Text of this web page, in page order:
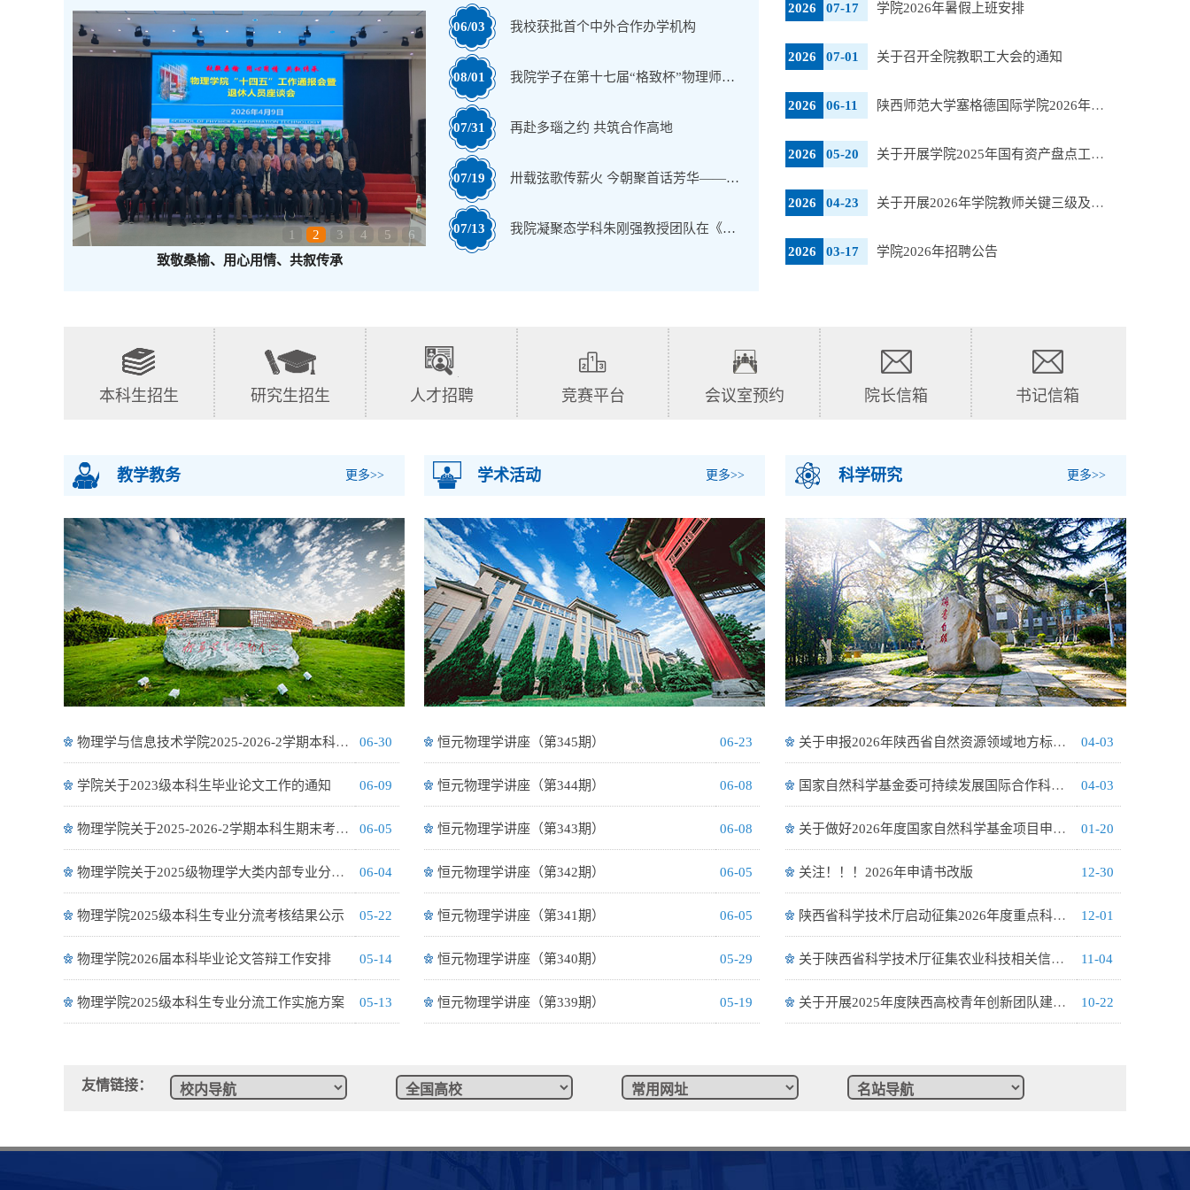
1 2 3 4 5
6
致敬桑榆、用心用情、共叙传承
06/03 我校获批首个中外合作办学机构
08/01 我院学子在第十七届“格致杯”物理师范生教学技能展评活动中喜获佳绩
07/31 再赴多瑙之约 共筑合作高地
07/19 卅载弦歌传薪火 今朝聚首话芳华——我院举行1996届校友毕业30年返校活动
07/13 我院凝聚态学科朱刚强教授团队在《Advanced Functional Materials》上发表论文
2026 07-17 学院2026年暑假上班安排
2026 07-01 关于召开全院教职工大会的通知
2026 06-11 陕西师范大学塞格德国际学院2026年计划外硕士招生简章
2026 05-20 关于开展学院2025年国有资产盘点工作的通知
2026 04-23 关于开展2026年学院教师关键三级及以下岗位空岗补聘工作的通知
2026 03-17 学院2026年招聘公告
本科生招生 研究生招生 人才招聘 竞赛平台 会议室预约 院长信箱 书记信箱
教学教务 更多>>
物理学与信息技术学院2025-2026-2学期本科生期末考试安排 06-30
学院关于2023级本科生毕业论文工作的通知 06-09
物理学院关于2025-2026-2学期本科生期末考试试题命制的通知 06-05
物理学院关于2025级物理学大类内部专业分流结果的公示 06-04
物理学院2025级本科生专业分流考核结果公示 05-22
物理学院2026届本科毕业论文答辩工作安排 05-14
物理学院2025级本科生专业分流工作实施方案 05-13
学术活动 更多>>
恒元物理学讲座（第345期） 06-23
恒元物理学讲座（第344期） 06-08
恒元物理学讲座（第343期） 06-08
恒元物理学讲座（第342期） 06-05
恒元物理学讲座（第341期） 06-05
恒元物理学讲座（第340期） 05-29
恒元物理学讲座（第339期） 05-19
科学研究 更多>>
关于申报2026年陕西省自然资源领域地方标准制订项目的通知 04-03
国家自然科学基金委可持续发展国际合作科学计划2026年度项目指南（第一批） 04-03
关于做好2026年度国家自然科学基金项目申请有关事项的通知 01-20
关注！！！2026年申请书改版 12-30
陕西省科学技术厅启动征集2026年度重点科技攻关项目（第一批） 12-01
关于陕西省科学技术厅征集农业科技相关信息的通知 11-04
关于开展2025年度陕西高校青年创新团队建设工作的通知 10-22
友情链接：